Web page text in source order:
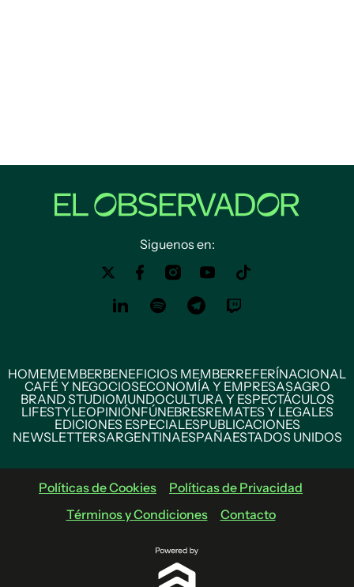
Siguenos en:
HOMEMEMBERBENEFICIOS MEMBERREFERÍNACIONAL
CAFÉ Y NEGOCIOSECONOMÍA Y EMPRESASAGRO
BRAND STUDIOMUNDOCULTURA Y ESPECTÁCULOS
LIFESTYLEOPINIÓNFÚNEBRESREMATES Y LEGALES
EDICIONES ESPECIALESPUBLICACIONES
NEWSLETTERSARGENTINAESPAÑAESTADOS UNIDOS
Políticas de Cookies
Políticas de Privacidad
Términos y Condiciones
Contacto